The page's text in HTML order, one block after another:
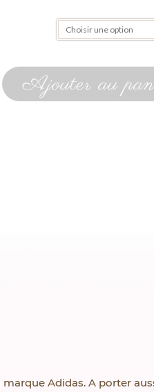
Ajouter au
Adidas. A porter